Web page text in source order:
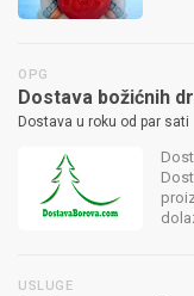
OPG
Dostava božićnih
Dostava u roku od par sati
USLUGE